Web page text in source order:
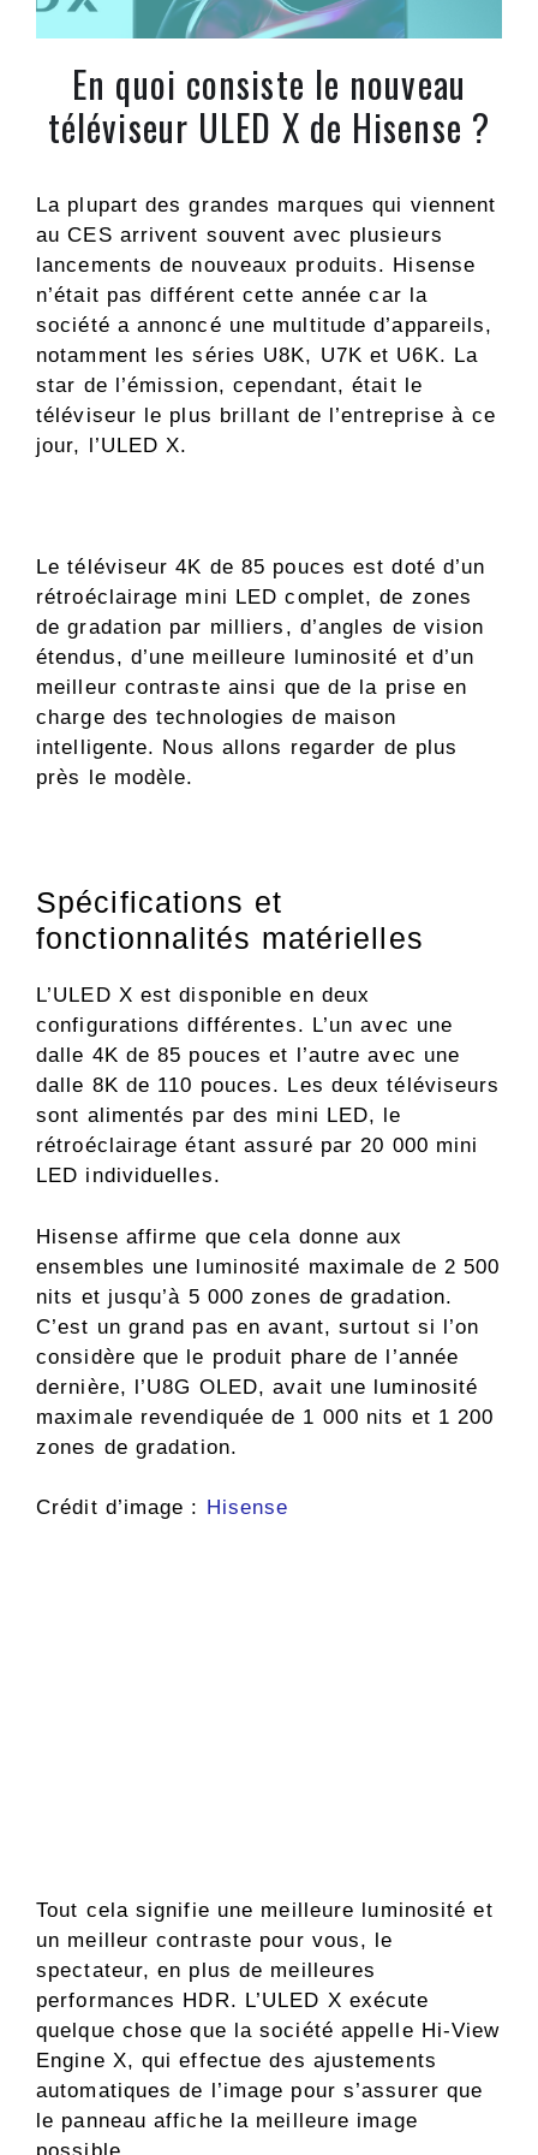
En quoi consiste le nouveau
téléviseur ULED X de Hisense ?
La plupart des grandes marques qui viennent
au CES arrivent souvent avec plusieurs
lancements de nouveaux produits. Hisense
n’était pas différent cette année car la
société a annoncé une multitude d’appareils,
notamment les séries U8K, U7K et U6K. La
star de l’émission, cependant, était le
téléviseur le plus brillant de l’entreprise à ce
jour, l’ULED X.
Le téléviseur 4K de 85 pouces est doté d’un
rétroéclairage mini LED complet, de zones
de gradation par milliers, d’angles de vision
étendus, d’une meilleure luminosité et d’un
meilleur contraste ainsi que de la prise en
charge des technologies de maison
intelligente. Nous allons regarder de plus
près le modèle.
Spécifications et
fonctionnalités matérielles
L’ULED X est disponible en deux
configurations différentes. L’un avec une
dalle 4K de 85 pouces et l’autre avec une
dalle 8K de 110 pouces. Les deux téléviseurs
sont alimentés par des mini LED, le
rétroéclairage étant assuré par 20 000 mini
LED individuelles.
Hisense affirme que cela donne aux
ensembles une luminosité maximale de 2 500
nits et jusqu’à 5 000 zones de gradation.
C’est un grand pas en avant, surtout si l’on
considère que le produit phare de l’année
dernière, l’U8G OLED, avait une luminosité
maximale revendiquée de 1 000 nits et 1 200
zones de gradation.
Crédit d’image : Hisense
Tout cela signifie une meilleure luminosité et
un meilleur contraste pour vous, le
spectateur, en plus de meilleures
performances HDR. L’ULED X exécute
quelque chose que la société appelle Hi-View
Engine X, qui effectue des ajustements
automatiques de l’image pour s’assurer que
le panneau affiche la meilleure image